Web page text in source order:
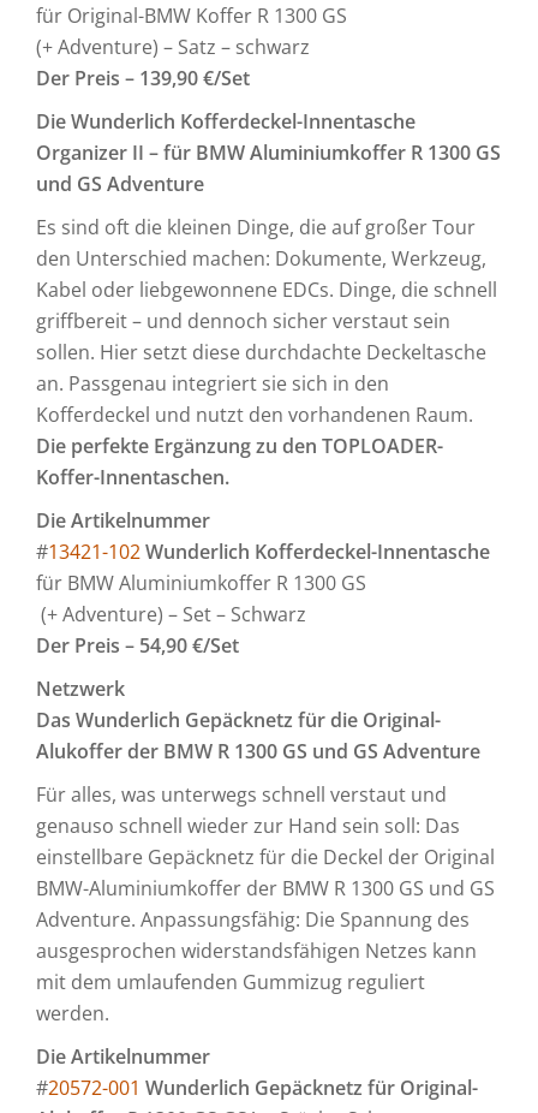
für Original-BMW Koffer R 1300 GS
(+ Adventure) – Satz – schwarz
Der Preis – 139,90 €/Set
Die Wunderlich Kofferdeckel-Innentasche
Organizer II –für BMW Aluminiumkoffer R 1300 GS
und GS Adventure
Es sind oft die kleinen Dinge, die auf großer Tour
den Unterschied machen: Dokumente, Werkzeug,
Kabel oder liebgewonnene EDCs. Dinge, die schnell
griffbereit – und dennoch sicher verstaut sein
sollen. Hier setzt diese durchdachte Deckeltasche
an. Passgenau integriert sie sich in den
Kofferdeckel und nutzt den vorhandenen Raum.
Die perfekte Ergänzung zu den TOPLOADER-
Koffer-Innentaschen.
Die Artikelnummer
#13421-102Wunderlich Kofferdeckel-Innentasche
für BMW Aluminiumkoffer R 1300 GS
(+ Adventure) – Set – Schwarz
Der Preis – 54,90 €/Set
Netzwerk
Das Wunderlich Gepäcknetz für die Original-
Alukoffer der BMW R 1300 GS und GS Adventure
Für alles, was unterwegs schnell verstaut und
genauso schnell wieder zur Hand sein soll: Das
einstellbare Gepäcknetz für die Deckel der Original
BMW-Aluminiumkoffer der BMW R 1300 GS und GS
Adventure. Anpassungsfähig: Die Spannung des
ausgesprochen widerstandsfähigen Netzes kann
mit dem umlaufenden Gummizug reguliert
werden.
Die Artikelnummer
#20572-001 Wunderlich Gepäcknetz für Original-